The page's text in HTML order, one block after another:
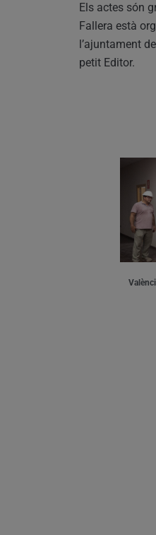
Els actes són
Fallera està
l’ajuntament
petit Editor.